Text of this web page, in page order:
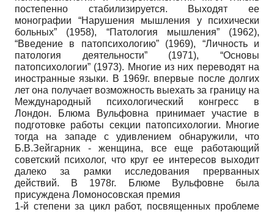
постепенно стабилизируется. Выходят ее
монографии “Нарушения мышления у психически
больных” (1958), “Патология мышления” (1962),
“Введение в патопсихологию” (1969), “Личность и
патология деятельности” (1971), “Основы
патопсихологии” (1973). Многие из них переводят на
иностранные языки. В 1969г. впервые после долгих
лет она получает возможность выехать за границу на
Международный психологический конгресс в
Лондон. Блюма Вульфовна принимает участие в
подготовке работы секции патопсихологии. Многие
тогда на западе с удивлением обнаружили, что
Б.В.Зейгарник - женщина, все еще работающий
советский психолог, что круг ее интересов выходит
далеко за рамки исследования прерванных
действий. В 1978г. Блюме Вульфовне была
присуждена Ломоносовская премия
1-й степени за цикл работ, посвященных проблеме